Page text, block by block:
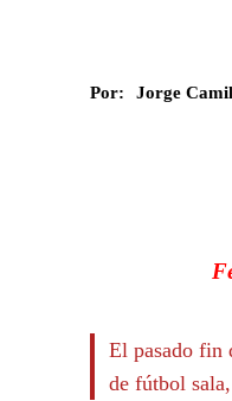
Por: Jorge
El pasado fin
de fútbol